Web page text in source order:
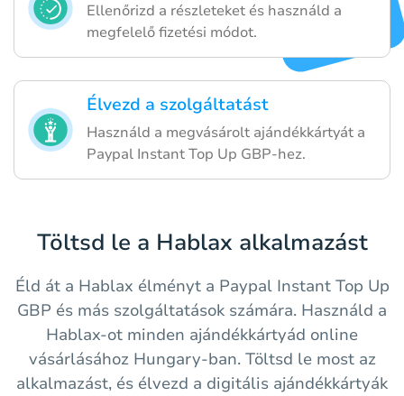
Ellenőrizd a részleteket és használd a
megfelelő fizetési módot.
Élvezd a szolgáltatást
Használd a megvásárolt ajándékkártyát a
Paypal Instant Top Up GBP-hez.
Töltsd le a Hablax alkalmazást
Éld át a Hablax élményt a Paypal Instant Top Up
GBP és más szolgáltatások számára. Használd a
Hablax-ot minden ajándékkártyád online
vásárlásához Hungary-ban. Töltsd le most az
alkalmazást, és élvezd a digitális ajándékkártyák